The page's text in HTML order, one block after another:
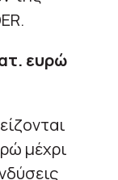
ευρώ
μέχρι